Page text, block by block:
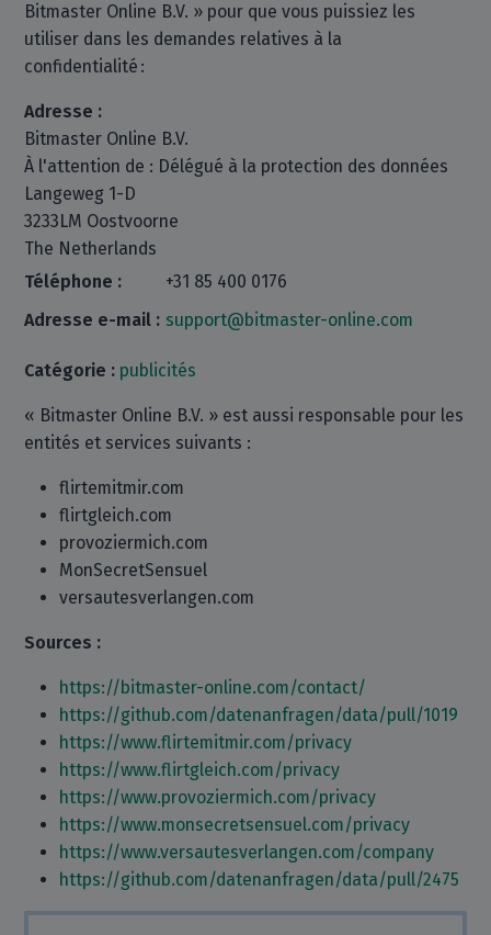
Bitmaster Online B.V. » pour que vous puissiez les
utiliser dans les demandes relatives à la
confidentialité :
Adresse :
Bitmaster Online B.V.
À l'attention de : Délégué à la protection des données
Langeweg 1-D
3233LM Oostvoorne
The Netherlands
Téléphone :
+31 85 400 0176
Adresse e-mail : support@bitmaster-online.com
Catégorie : publicités
« Bitmaster Online B.V. » est aussi responsable pour les
entités et services suivants :
flirtemitmir.com
flirtgleich.com
provoziermich.com
MonSecretSensuel
versautesverlangen.com
Sources :
https://bitmaster-online.com/contact/
https://github.com/datenanfragen/data/pull/1019
https://www.flirtemitmir.com/privacy
https://www.flirtgleich.com/privacy
https://www.provoziermich.com/privacy
https://www.monsecretsensuel.com/privacy
https://www.versautesverlangen.com/company
https://github.com/datenanfragen/data/pull/2475